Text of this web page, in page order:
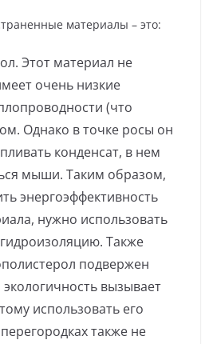
материалы – это:
Этот материал не
очень низкие
(что
Однако в точке росы он
конденсат, в нем
мыши. Таким образом,
энергоэффективность
нужно использовать
Также
подвержен
вызывает
использовать его
также не